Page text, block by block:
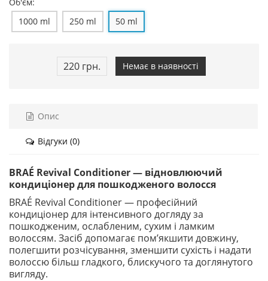
1000 ml
250 ml 50 ml
220 грн. Немає в наявності
Опис
Відгуки (0)
BRAÉ Revival Conditioner — відновлюючий
кондиціонер для пошкодженого волосся
BRAÉ Revival Conditioner — професійний
кондиціонер для інтенсивного догляду за
пошкодженим, ослабленим, сухим і ламким
волоссям. Засіб допомагає пом’якшити довжину,
полегшити розчісування, зменшити сухість і надати
волоссю більш гладкого, блискучого та доглянутого
вигляду.